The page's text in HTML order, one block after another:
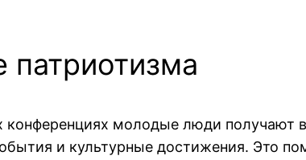
молодые люди получают
и культурные достижения. Это